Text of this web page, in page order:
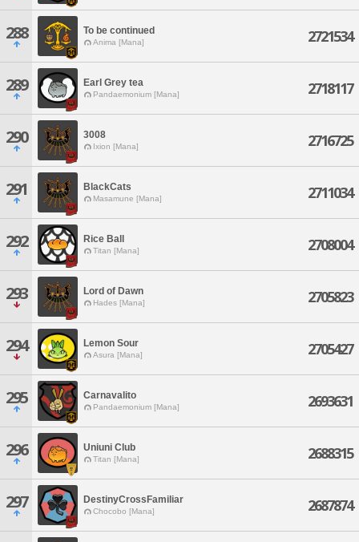
288 To be continued
Anima [Mana] 2721534
289 Earl Grey tea
Pandaemonium [Mana] 2718117
290 3008
Ixion [Mana] 2716725
291 BlackCats
Masamune [Mana] 2711034
292 Rice Ball
Titan [Mana] 2708004
293 Lord of Dawn
Hades [Mana] 2705823
294 Lemon Sour
Asura [Mana] 2705427
295 Carnavalito
Pandaemonium [Mana] 2693631
296 Uniuni Club
Titan [Mana] 2688315
297 DestinyCrossFamiliar
Chocobo [Mana] 2687874